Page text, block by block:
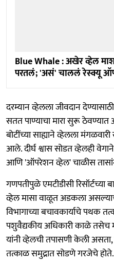
Blue Whale : अखेर व्हेल
परतलं; 'असं' चाललं रेस्क्यू
दरम्यान व्हेलला जीवदान
सतत पाण्याचा मारा सुरू
बोटींच्या साह्याने व्हेलला
आले. दीर्घ श्वास सोडत व्हेलही
आणि 'ऑपरेशन व्हेल' चाळीस
गणपतीपुळे एमटीडीसी रिसॉर्टच्या
व्हेल मासा वाळूत अडकला
विभागाच्या बचावकार्याचे पथक
पशुवैद्यकीय अधिकारी काळे तसेच
यांनी व्हेलची तपासणी केली
तत्काळ समुद्रात सोडणे गरजेचे होते.